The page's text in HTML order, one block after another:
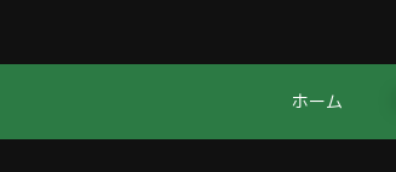
ホーム